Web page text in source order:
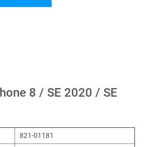
8 / SE 2020 / SE
821-01181